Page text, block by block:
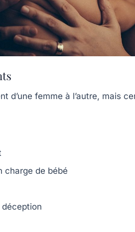
d’une femme à l’autre, mais
charge de bébé